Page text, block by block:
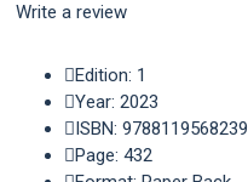
Write a review
Edition: 1
Year: 2023
ISBN: 9788119568239
Page: 432